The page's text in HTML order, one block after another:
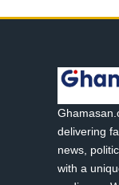
delivering
news,
with a